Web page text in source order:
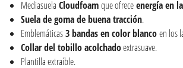
Mediasuela Cloudfoamque ofreceenergía en
Suela de goma de buena tracción.
Emblemáticas3 bandas en color blancoen los
Collar del tobillo acolchadoextrasuave.
Plantilla extraíble.